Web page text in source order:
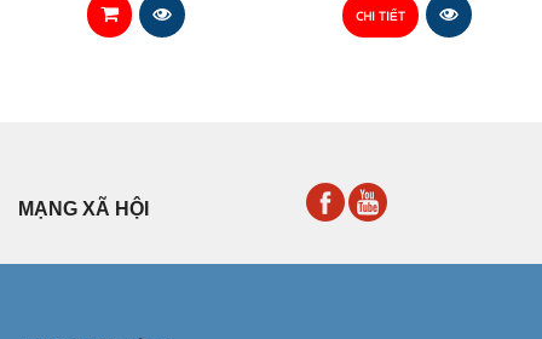
CHI TIẾT
MẠNG XÃ HỘI